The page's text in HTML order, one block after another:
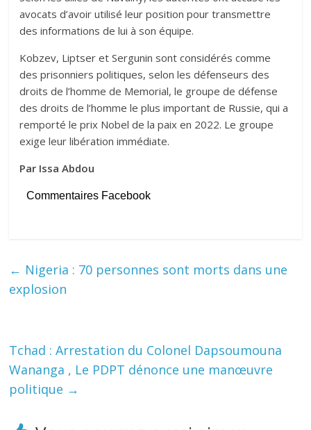
avocats d’avoir utilisé leur position pour transmettre
des informations de lui à son équipe.
Kobzev, Liptser et Sergunin sont considérés comme
des prisonniers politiques, selon les défenseurs des
droits de l’homme de Memorial, le groupe de défense
des droits de l’homme le plus important de Russie, qui a
remporté le prix Nobel de la paix en 2022. Le groupe
exige leur libération immédiate.
Par Issa Abdou
Commentaires Facebook
← Nigeria : 70 personnes sont morts dans une
explosion
Tchad : Arrestation du Colonel Dapsoumouna
Wananga , Le PDPT dénonce une manœuvre
politique →